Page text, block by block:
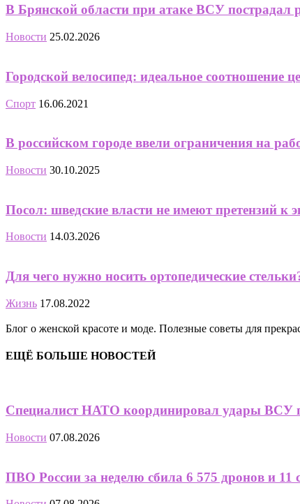
В Брянской области при атаке ВСУ пострадал
Новости 25.02.2026
Городской велосипед: идеальное соотношение
Спорт 16.06.2021
В российском городе ввели ограничения на
Новости 30.10.2025
Посол: шведские власти не имеют претензий к
Новости 14.03.2026
Для чего нужно носить ортопедические
Жизнь 17.08.2022
Блог о женской красоте и моде. Полезные советы для
ЕЩЁ БОЛЬШЕ НОВОСТЕЙ
Специалист НАТО координировал удары ВСУ
Новости 07.08.2026
ПВО России за неделю сбила 6 575 дронов и 11